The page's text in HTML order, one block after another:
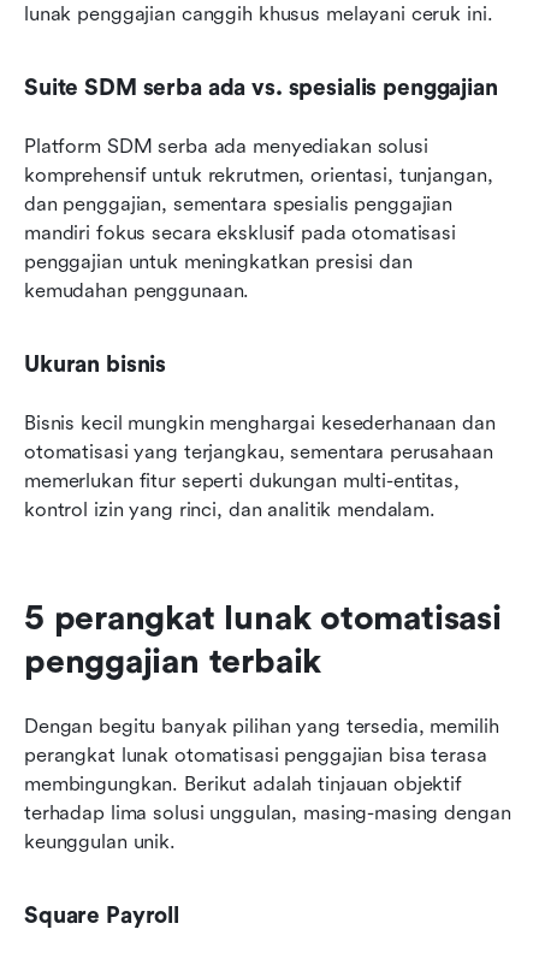
lunak penggajian canggih khusus melayani ceruk ini.
Suite SDM serba ada vs. spesialis penggajian
Platform SDM serba ada menyediakan solusi
komprehensif untuk rekrutmen, orientasi, tunjangan,
dan penggajian, sementara spesialis penggajian
mandiri fokus secara eksklusif pada otomatisasi
penggajian untuk meningkatkan presisi dan
kemudahan penggunaan.
Ukuran bisnis
Bisnis kecil mungkin menghargai kesederhanaan dan
otomatisasi yang terjangkau, sementara perusahaan
memerlukan fitur seperti dukungan multi-entitas,
kontrol izin yang rinci, dan analitik mendalam.
5 perangkat lunak otomatisasi
penggajian terbaik
Dengan begitu banyak pilihan yang tersedia, memilih
perangkat lunak otomatisasi penggajian bisa terasa
membingungkan. Berikut adalah tinjauan objektif
terhadap lima solusi unggulan, masing-masing dengan
keunggulan unik.
Square Payroll